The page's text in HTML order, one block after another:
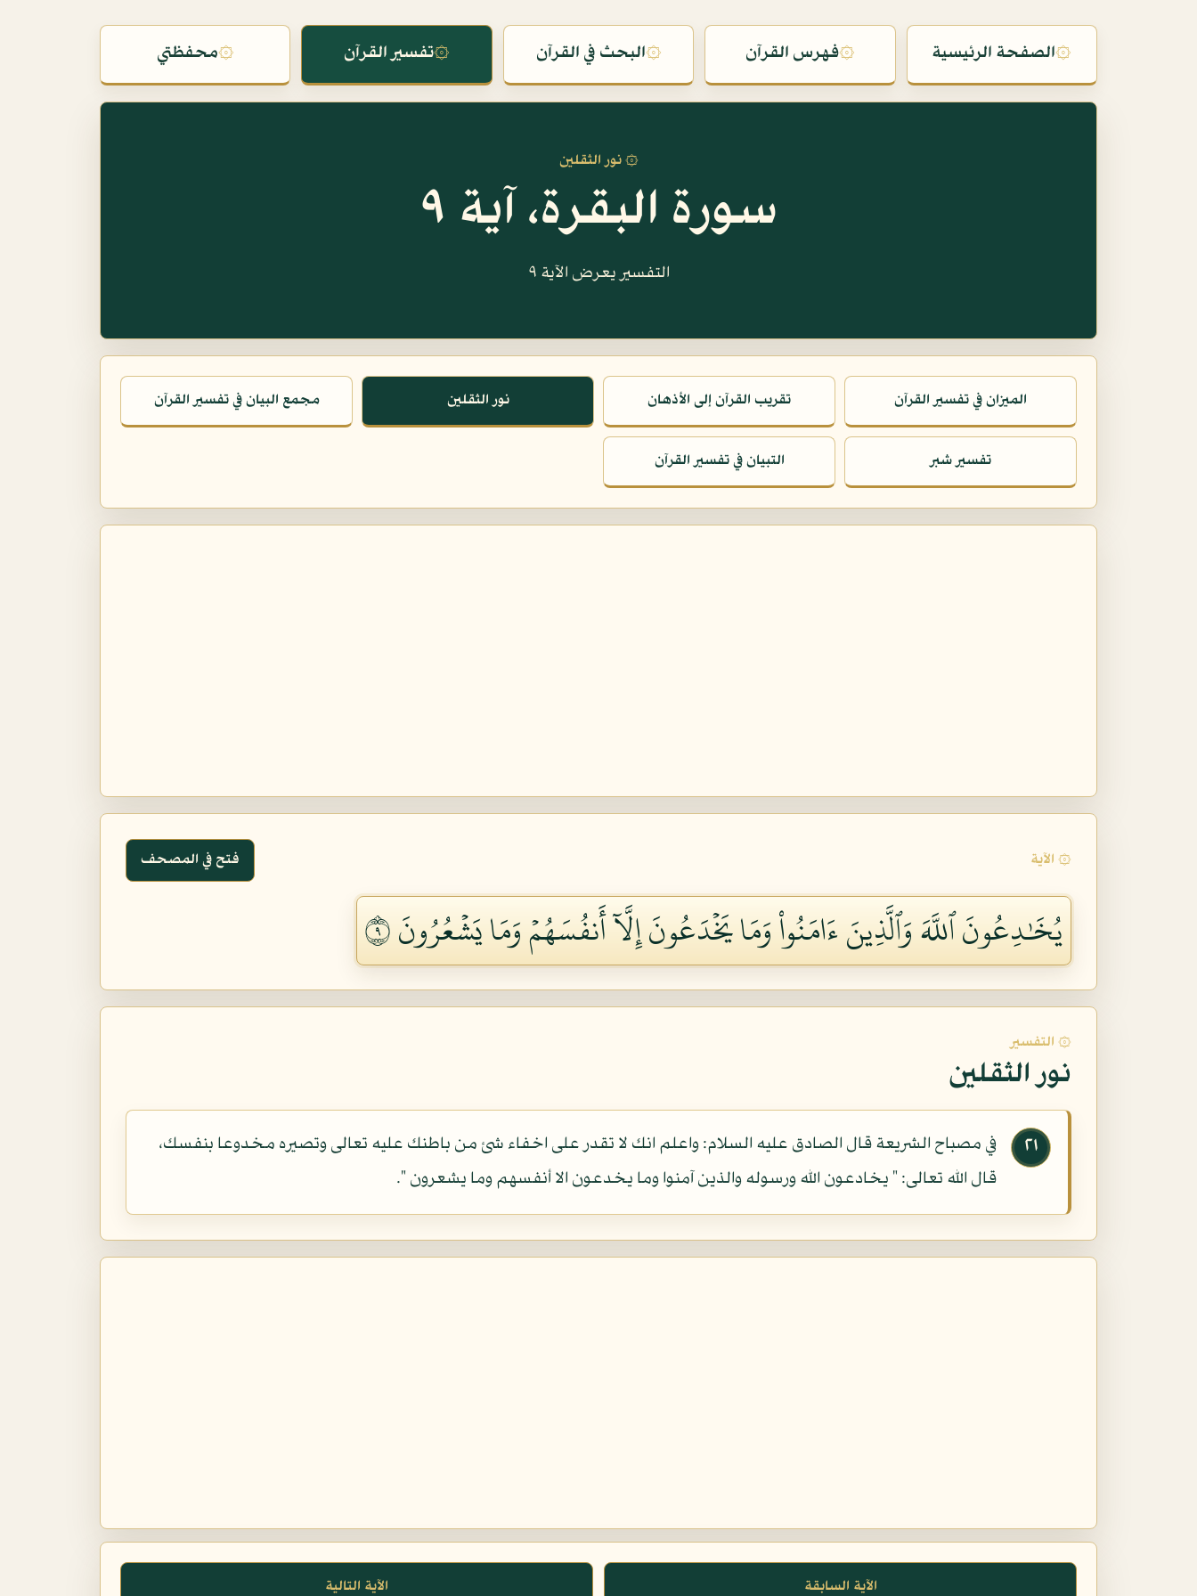
۞الصفحة الرئيسية ۞فهرس القرآن ۞البحث في القرآن ۞تفسير القرآن ۞محفظتي
۞ نور الثقلين
سورة البقرة، آية ٩
التفسير يعرض الآية ٩
الميزان في تفسير القرآن تقريب القرآن إلى الأذهان نور الثقلين مجمع البيان في تفسير القرآن
تفسير شبر التبيان في تفسير القرآن
۞ الآية فتح في المصحف
يُخَٰدِعُونَ ٱللَّهَ وَٱلَّذِينَ ءَامَنُواْ وَمَا يَخۡدَعُونَ إِلَّآ أَنفُسَهُمۡ وَمَا يَشۡعُرُونَ ٩
۞ التفسير
نور الثقلين
٢١
في مصباح الشريعة قال الصادق عليه السلام: واعلم انك لا تقدر على اخفاء شئ من باطنك عليه تعالى وتصيره مخدوعا بنفسك،
قال الله تعالى: " يخادعون الله ورسوله والذين آمنوا وما يخدعون الا أنفسهم وما يشعرون ".
الآية السابقة الآية التالية